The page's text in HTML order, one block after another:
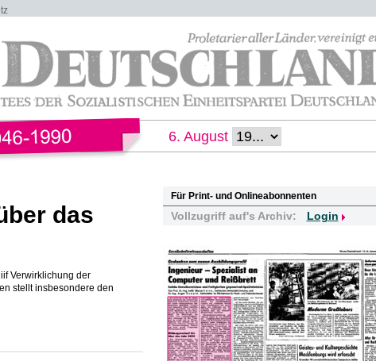
6. August
das
Verwirklichung der
stellt insbesondere den
Für Print- und Onlineabonnenten
Vollzugriff auf's Archiv: Login